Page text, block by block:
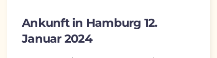
Ankunft in Hamburg 12.
Januar 2024